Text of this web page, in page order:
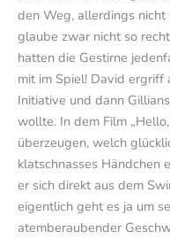
den Weg, allerdings nicht
glaube zwar nicht so
hatten die Gestirne
mit im Spiel! David ergriff
Initiative und dann
wollte. In dem Film
überzeugen, welch
klatschnasses Händchen
er sich direkt aus dem
eigentlich geht es ja um
atemberaubender